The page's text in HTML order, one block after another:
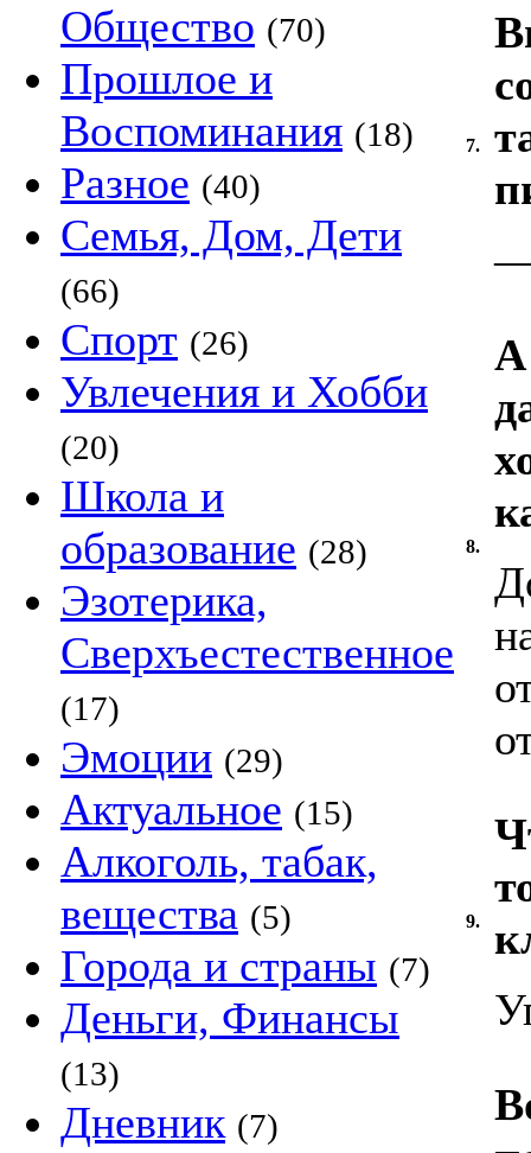
Общество (70)
Прошлое и
Воспоминания (18)
Разное (40)
Семья, Дом, Дети
(66)
Спорт (26)
Увлечения и Хобби
(20)
Школа и
образование (28)
Эзотерика,
Сверхъестественное
(17)
Эмоции (29)
Актуальное (15)
Алкоголь, табак,
вещества (5)
Города и страны (7)
Деньги, Финансы
(13)
Дневник (7)
7.
8.
А
9.